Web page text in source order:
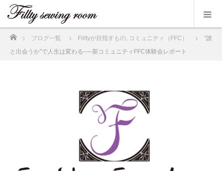
ブログ一覧 Filltyが目指すもの, コミュニティ（FFC）
“誰
と出会うか”で人生は変わる──新コミュニティFFC体験会レポート